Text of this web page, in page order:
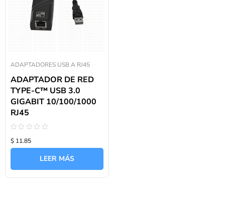
ADAPTADORES USB A RJ45
ADAPTADOR DE RED
TYPE-C™ USB 3.0
GIGABIT 10/100/1000
RJ45
con
0
$ 11.85
LEER MÁS